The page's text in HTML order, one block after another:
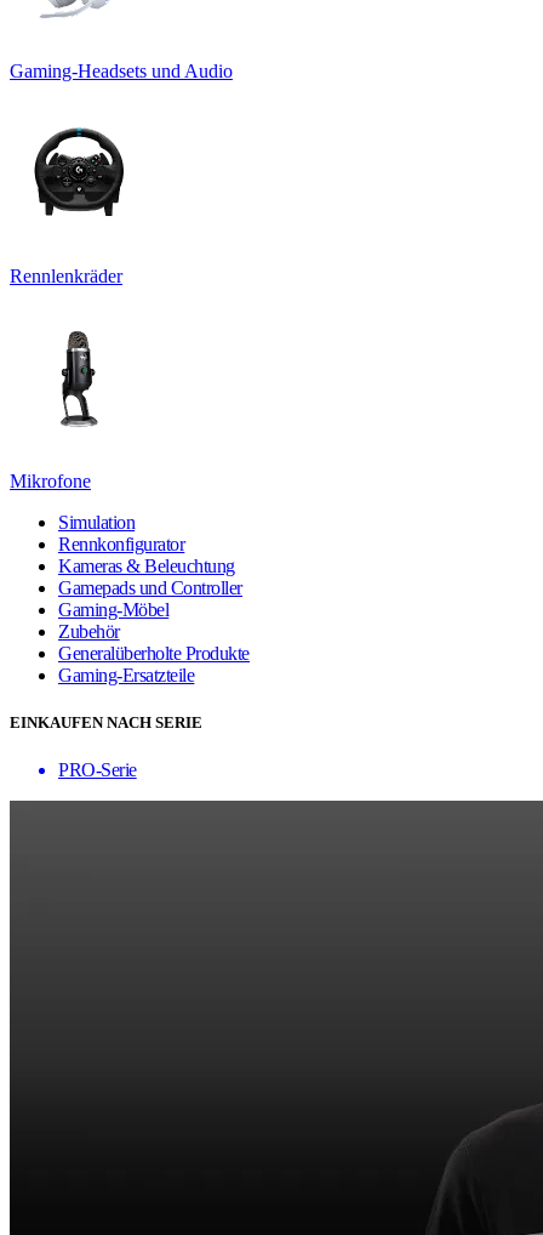
Gaming-Headsets und Audio
Rennlenkräder
Mikrofone
Simulation
Rennkonfigurator
Kameras & Beleuchtung
Gamepads und Controller
Gaming-Möbel
Zubehör
Generalüberholte Produkte
Gaming-Ersatzteile
EINKAUFEN NACH SERIE
PRO-Serie